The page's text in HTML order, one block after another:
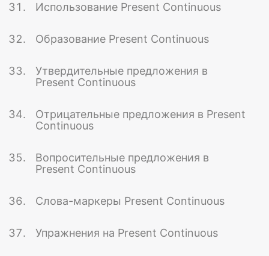
Использование Present Continuous
Образование Present Continuous
Утвердительные предложения в
Present Continuous
Отрицательные предложения в Present
Continuous
Вопросительные предложения в
Present Continuous
Слова-маркеры Present Continuous
Упражнения на Present Continuous